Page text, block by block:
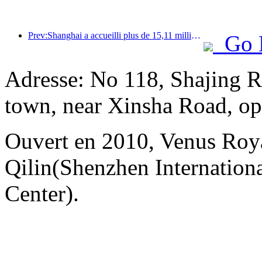
Prev:Shanghai a accueilli plus de 15,11 millions de visiteurs au cours des quatre premiers jours des vacances de la mi-automne et de la fête nationale, soit une augmentation de plus de 20 % par rapport à l'année précédente.
Go
Adresse: No 118, Shajing
town, near Xinsha Road,
Ouvert en 2010, Venus
Qilin(Shenzhen
Center).